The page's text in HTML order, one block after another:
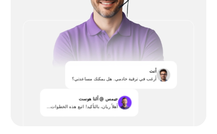
أنت
أرغب في ترقية خادمي. هل يمكنك مساعدتي؟
جيمس @ ألتا هوست
أهلاً ريان، بالتأكيد! اتبع هذه الخطوات...